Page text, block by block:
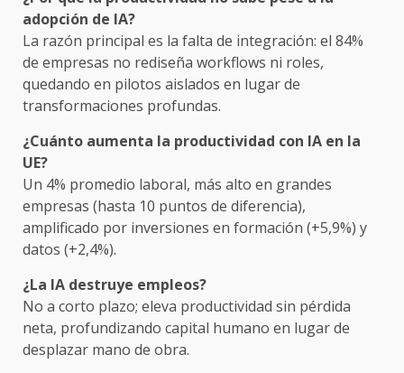
adopción de IA?
La razón principal es la falta de integración: el 84%
de empresas no rediseña workflows ni roles,
quedando en pilotos aislados en lugar de
transformaciones profundas.
¿Cuánto aumenta la productividad con IA en la
UE?
Un 4% promedio laboral, más alto en grandes
empresas (hasta 10 puntos de diferencia),
amplificado por inversiones en formación (+5,9%) y
datos (+2,4%).
¿La IA destruye empleos?
No a corto plazo; eleva productividad sin pérdida
neta, profundizando capital humano en lugar de
desplazar mano de obra.